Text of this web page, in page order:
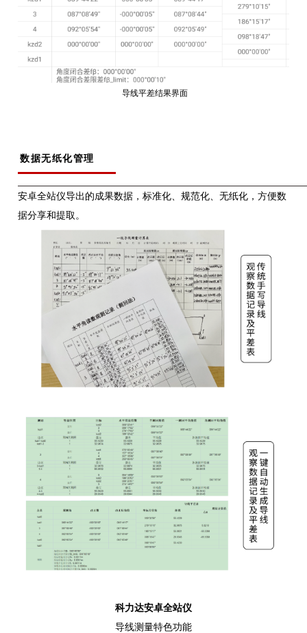
导线平差结果界面
数据无纸化管理
安卓全站仪导出的成果数据，标准化、规范化、无纸化，方便数
据分享和提取。
科力达安卓全站仪
导线测量特色功能